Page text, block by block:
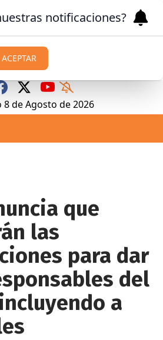
8deAgosto de 2026
que
las
para dar
del
a
notificaciones?
ACEPTAR